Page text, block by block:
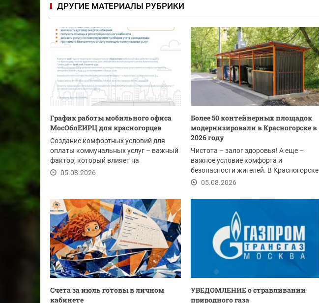
ДРУГИЕ МАТЕРИАЛЫ РУБРИКИ
График работы мобильного офиса
МосОблЕИРЦ для красногорцев
Создание комфортных условий для
оплаты коммунальных услуг – важный
фактор, который влияет на
своевременность...
05.08.2026
Более 50 контейнерных площадок
модернизировали в Красногорске в
2026 году
Чистота – залог здоровья! А еще –
важное условие комфорта и
безопасности жителей. В Красногорске
этим летом провели...
05.08.2026
Счета за июль готовы в личном
кабинете
УВЕДОМЛЕНИЕ о стравливании
природного газа